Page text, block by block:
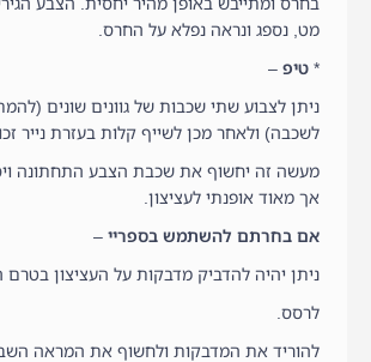
בחרס ומתייבש באופן מהיר יחסית. הצבע
מט, נספג ונראה נפלא על החרס.
* טיפ–
ניתן לצבוע שתי שכבות של גוונים שונים
לשכבה) ולאחר מכן לשייף קלות בעזרת נייר
מעשה זה יחשוף את שכבת הצבע התחתונה
אך מאוד אופנתי לעציצון.
אם בחרתם להשתמש בספריי–
ניתן יהיה להדביק מדבקות על העציצון בטרם
לרסס.
להוריד את המדבקות ולחשוף את המראה